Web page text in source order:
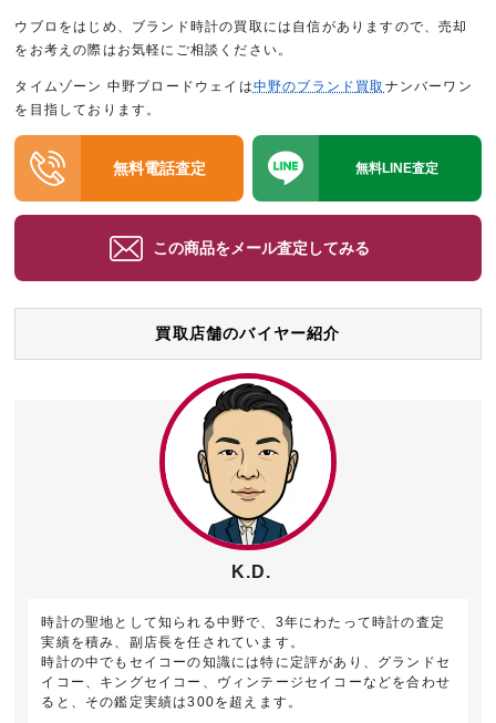
ウブロをはじめ、ブランド時計の買取には自信がありますので、売却
をお考えの際はお気軽にご相談ください。
タイムゾーン 中野ブロードウェイは中野のブランド買取 ナンバーワン
を目指しております。
無料電話査定 無料LINE査定
この商品をメール査定してみる
買取店舗のバイヤー紹介
K.D.
時計の聖地として知られる中野で、3年にわたって時計の査定
実績を積み、副店長を任されています。
時計の中でもセイコーの知識には特に定評があり、グランドセ
イコー、キングセイコー、ヴィンテージセイコーなどを合わせ
ると、その鑑定実績は300を超えます。